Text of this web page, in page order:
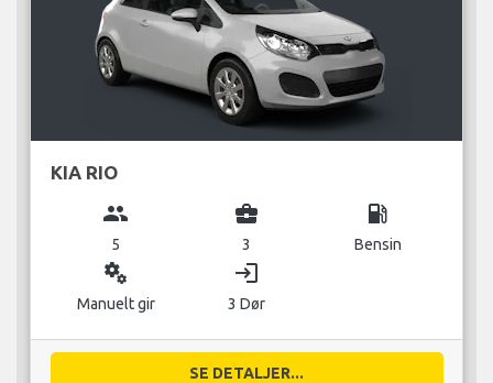
KIA RIO
group
5
business_center
3
local_gas_station
Bensin
miscellaneous_services
Manuelt gir
login
3 Dør
SE DETALJER...